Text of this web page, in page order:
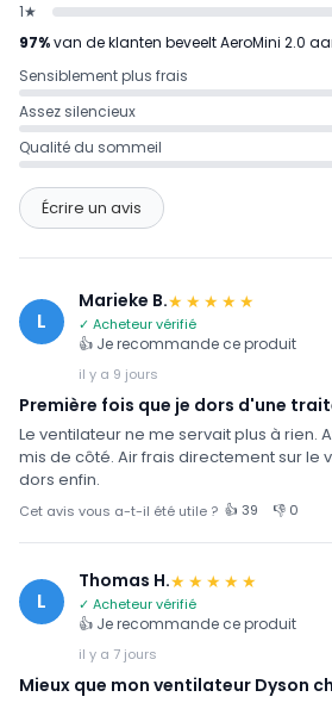
1★
97%van de klanten beveelt AeroMini 2.0
Sensiblement plus frais
Assez silencieux
Qualité du sommeil
Écrire un avis
L
Marieke B.★★★★★
✓ Acheteur vérifié
👍 Je recommande ce produit
il y a 9 jours
Première fois que je dors d'une
Le ventilateur ne me servait plus à rien.
mis de côté. Air frais directement sur le
dors enfin.
Cet avis vous a-t-il été utile ? 👍 39 👎 0
L
Thomas H.★★★★★
✓ Acheteur vérifié
👍 Je recommande ce produit
il y a 7 jours
Mieux que mon ventilateur Dyson